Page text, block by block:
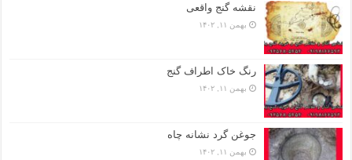
نقشه گنج واقعی
بهمن ۱۱, ۱۴۰۲
رنگ خاک اطراف گنج
بهمن ۱۱, ۱۴۰۲
جوغن گرد نشانه چاه
بهمن ۱۱, ۱۴۰۲